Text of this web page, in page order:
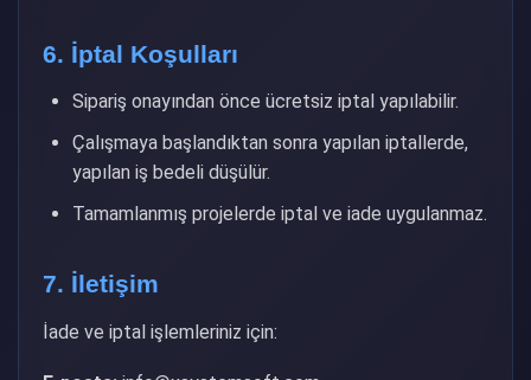
6. İptal Koşulları
Sipariş onayından önce ücretsiz iptal yapılabilir.
Çalışmaya başlandıktan sonra yapılan iptallerde,
yapılan iş bedeli düşülür.
Tamamlanmış projelerde iptal ve iade uygulanmaz.
7. İletişim
İade ve iptal işlemleriniz için: